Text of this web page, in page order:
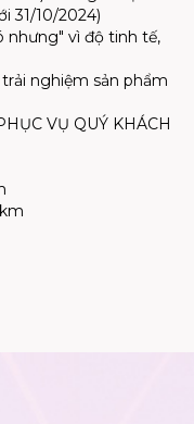
31/10/2024)
nhưng" vì độ tinh tế,
nghiệm sản phẩm
VỤ QUÝ KHÁCH